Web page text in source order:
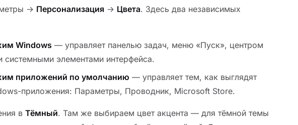
→ Персонализация → Цвета. Здесь два независимых
Windows — управляет панелью задач, меню «Пуск», центром
системными элементами интерфейса.
приложений по умолчанию — управляет тем, как выглядят
приложения: Параметры, Проводник, Microsoft Store.
в Тёмный. Там же выбираем цвет акцента — для тёмной темы